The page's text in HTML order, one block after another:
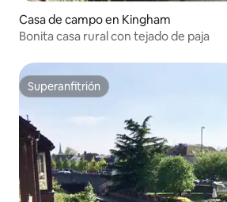
Casa de campo en Kingham
Bonita casa rural con tejado de paja
Superanfitrión
Superanfitrión